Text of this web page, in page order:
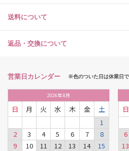
送料について
返品・交換について
営業日カレンダー ※色のついた日は休業日で
2026年8月
日 月 火 水 木 金
土
1
2
3 4 5 6 7
8
9
10 11 12 13 14
15
日
6
13